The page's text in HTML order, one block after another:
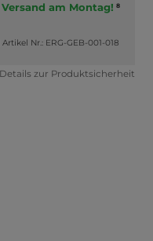
Versand am Montag! 8
|Artikel Nr.: ERG-GEB-001-018
Details zur Produktsicherheit